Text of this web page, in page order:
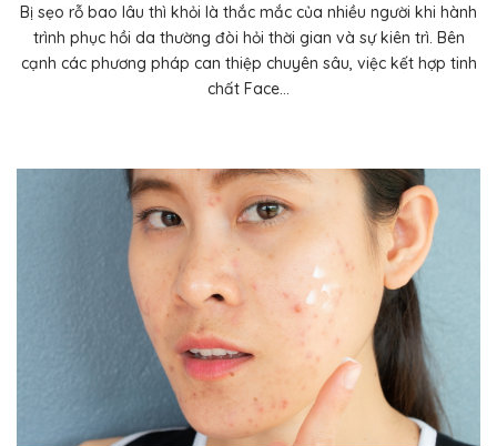
Bị sẹo rỗ bao lâu thì khỏi là thắc mắc của nhiều người khi hành
trình phục hồi da thường đòi hỏi thời gian và sự kiên trì. Bên
cạnh các phương pháp can thiệp chuyên sâu, việc kết hợp tinh
chất Face...